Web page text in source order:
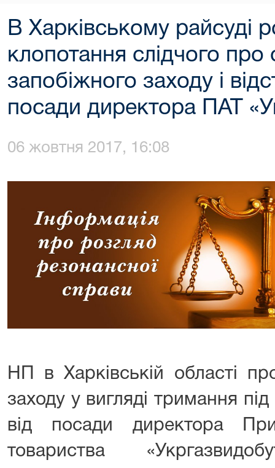
В Харківському райсуді
клопотання слідчого про
запобіжного заходу і
посади директора ПАТ
06 жовтня 2017, 16:08
НП в Харківській області
заходу у вигляді тримання
від посади директора
товариства